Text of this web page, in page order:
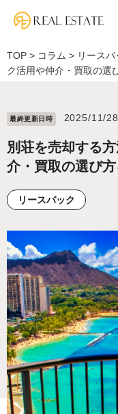
TOP > コラム > リースバ
ク活用や仲介・買取の選
最終更新⽇時 2025/11/28
別荘を売却する
介・買取の選び
リースバック